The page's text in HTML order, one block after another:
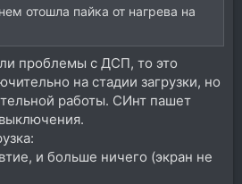
отошла пайка от нагрева на
проблемы с ДСП, то это
на стадии загрузки, но
работы. СИнт пашет
и больше ничего (экран не